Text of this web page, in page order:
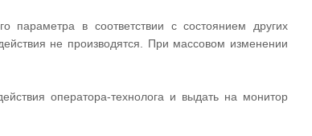
параметра в соответствии с состоянием других
не производятся. При массовом изменении
оператора-технолога и выдать на монитор